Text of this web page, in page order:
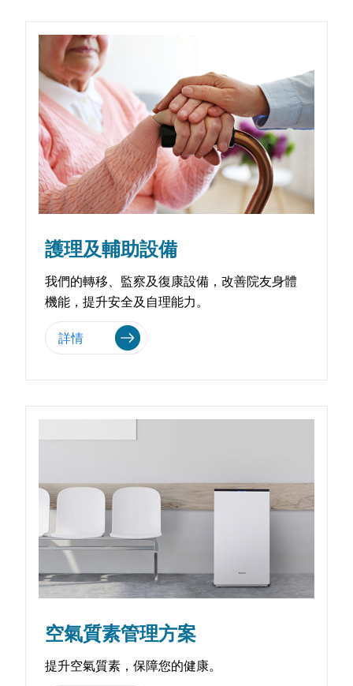
護理及輔助設備
我們的轉移、監察及復康設備，改善院友身體
機能，提升安全及自理能力。
詳情
空氣質素管理方案
提升空氣質素，保障您的健康。